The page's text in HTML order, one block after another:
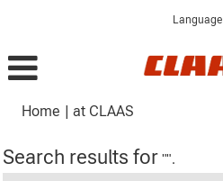
Language
Home | at CLAAS
Search results for "".